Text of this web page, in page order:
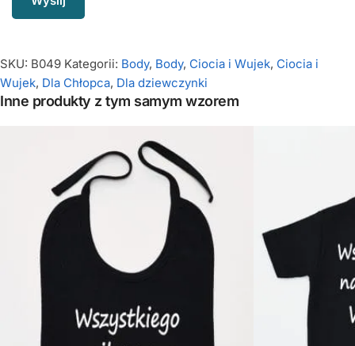
SKU: B049 Kategorii: Body, Body, Ciocia i Wujek, Ciocia i
Wujek, Dla Chłopca, Dla dziewczynki
Inne produkty z tym samym wzorem